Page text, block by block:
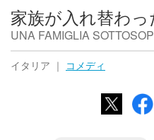
家族が入れ替わっ
UNA FAMIGLIA
イタリア ｜ コメディ
X